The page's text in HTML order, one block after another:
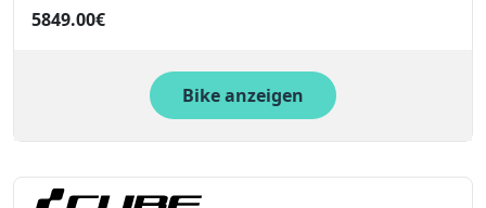
5849.00€
Bike anzeigen